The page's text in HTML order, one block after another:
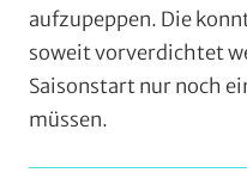
aufzupeppen. Die
soweit vorverdichtet
Saisonstart nur noch
müssen.